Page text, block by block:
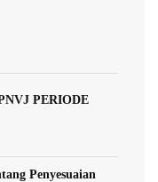
PERIODE
Penyesuaian